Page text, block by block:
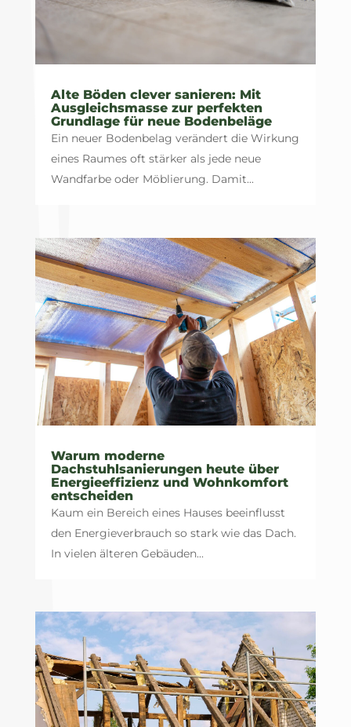
Alte Böden clever sanieren: Mit
Ausgleichsmasse zur perfekten
Grundlage für neue Bodenbeläge
Ein neuer Bodenbelag verändert die Wirkung
eines Raumes oft stärker als jede neue
Wandfarbe oder Möblierung. Damit...
Warum moderne
Dachstuhlsanierungen heute über
Energieeffizienz und Wohnkomfort
entscheiden
Kaum ein Bereich eines Hauses beeinflusst
den Energieverbrauch so stark wie das Dach.
In vielen älteren Gebäuden...